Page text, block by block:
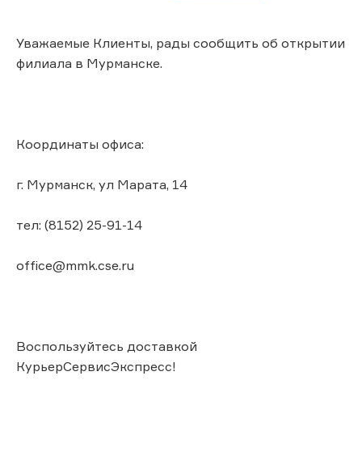
Уважаемые Клиенты, рады сообщить об открытии
филиала в Мурманске.
Координаты офиса:
г. Мурманск, ул Марата, 14
тел: (8152) 25-91-14
office@mmk.cse.ru
Воспользуйтесь доставкой
КурьерСервисЭкспресс!